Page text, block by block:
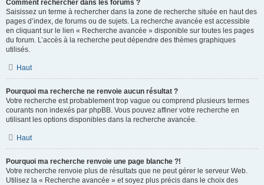
Comment rechercher dans les forums ?
Saisissez un terme à rechercher dans la zone de recherche située en haut des
pages d’index, de forums ou de sujets. La recherche avancée est accessible
en cliquant sur le lien « Recherche avancée » disponible sur toutes les pages
du forum. L’accès à la recherche peut dépendre des thèmes graphiques
utilisés.
Haut
Pourquoi ma recherche ne renvoie aucun résultat ?
Votre recherche est probablement trop vague ou comprend plusieurs termes
courants non indexés par phpBB. Vous pouvez affiner votre recherche en
utilisant les options disponibles dans la recherche avancée.
Haut
Pourquoi ma recherche renvoie une page blanche ?!
Votre recherche renvoie plus de résultats que ne peut gérer le serveur Web.
Utilisez la « Recherche avancée » et soyez plus précis dans le choix des